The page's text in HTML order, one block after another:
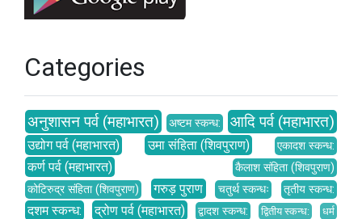
Categories
अनुशासन पर्व (महाभारत) अष्टम स्कन्ध: आदि पर्व (महाभारत)
उद्योग पर्व (महाभारत) उमा संहिता (शिवपुराण) एकादश स्कन्ध:
कर्ण पर्व (महाभारत)
कैलाश संहिता (शिवपुराण)
कोटिरुद्र संहिता (शिवपुराण)
गरुड़ पुराण चतुर्थ स्कन्धः तृतीय स्कन्ध:
दशम स्कन्ध: द्रोण पर्व (महाभारत) द्वादश स्कन्ध: द्वितीय स्कन्ध: धर्म